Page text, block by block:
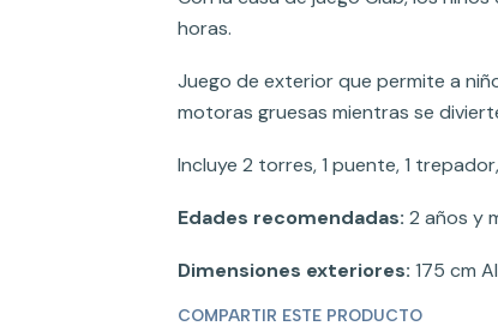
horas.
Juego de exterior que permite a
motoras gruesas mientras se
Incluye 2 torres, 1 puente, 1
Edades recomendadas: 2 años y
Dimensiones exteriores: 175 cm
COMPARTIR ESTE PRODUCTO